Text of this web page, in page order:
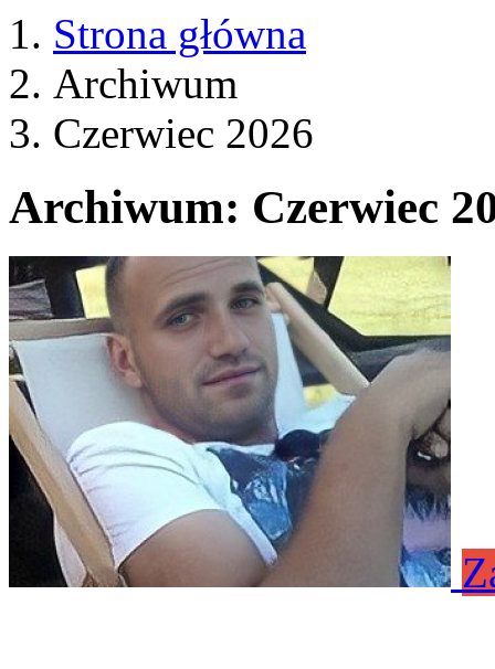
Strona główna
Archiwum
Czerwiec 2026
Archiwum: Czerwiec